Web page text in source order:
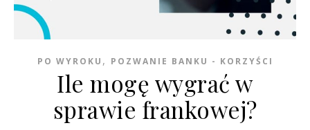
PO WYROKU , POZWANIE BANKU - KORZYŚCI
Ile mogę wygrać w
sprawie frankowej?